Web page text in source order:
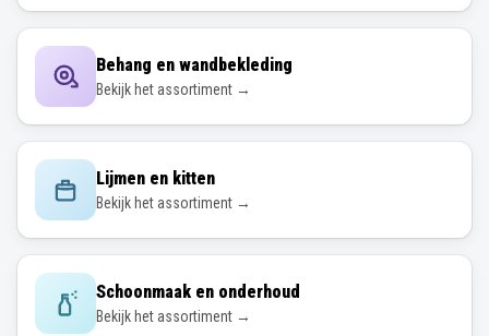
Behang en wandbekleding
Bekijk het assortiment →
Lijmen en kitten
Bekijk het assortiment →
Schoonmaak en onderhoud
Bekijk het assortiment →